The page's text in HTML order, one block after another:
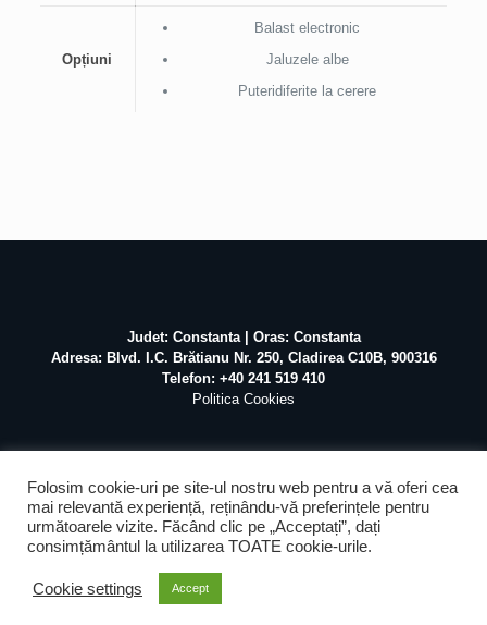
Opțiuni
Balast electronic
Jaluzele albe
Puteridiferite la cerere
Judet: Constanta | Oras: Constanta
Adresa: Blvd. I.C. Brătianu Nr. 250, Cladirea C10B, 900316
Telefon: +40 241 519 410
Politica Cookies
©2026 Atex Marine / Realizat de Pascal Mihai SEO &
Folosim cookie-uri pe site-ul nostru web pentru a vă oferi cea
mai relevantă experiență, reținându-vă preferințele pentru
următoarele vizite. Făcând clic pe „Acceptați”, dați
consimțământul la utilizarea TOATE cookie-urile.
Cookie settings Accept